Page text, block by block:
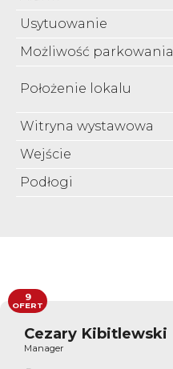
Usytuowanie
Możliwość parkowania
Położenie lokalu
Witryna wystawowa
Wejście
Podłogi
Cezary Kibitlewski
Manager
9
OFERT